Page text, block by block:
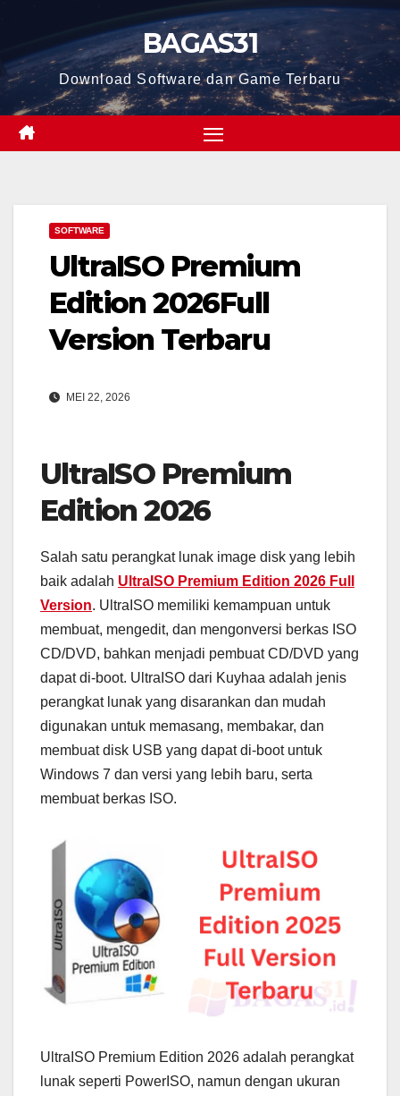
content
BAGAS31
Download Software dan Game Terbaru
SOFTWARE
UltraISO Premium
Edition 2026Full
Version Terbaru
MEI 22, 2026
UltraISO Premium
Edition 2026
Salah satu perangkat lunak image disk yang lebih
baik adalah UltraISO Premium Edition 2026 Full
Version. UltraISO memiliki kemampuan untuk
membuat, mengedit, dan mengonversi berkas ISO
CD/DVD, bahkan menjadi pembuat CD/DVD yang
dapat di-boot. UltraISO dari Kuyhaa adalah jenis
perangkat lunak yang disarankan dan mudah
digunakan untuk memasang, membakar, dan
membuat disk USB yang dapat di-boot untuk
Windows 7 dan versi yang lebih baru, serta
membuat berkas ISO.
UltraISO Premium Edition 2026 adalah perangkat
lunak seperti PowerISO, namun dengan ukuran